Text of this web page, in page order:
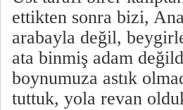
ettikten sonra bizi,
arabayla değil,
ata binmiş adam
boynumuza astık
tuttuk, yola revan